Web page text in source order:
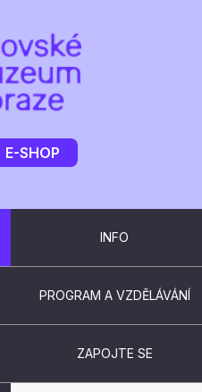
E-SHOP
INFO
PROGRAM A VZDĚLÁVÁNÍ
ZAPOJTE SE